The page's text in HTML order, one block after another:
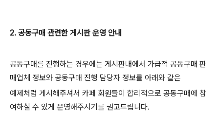
2. 공동구매 관련한 게시판 운영 안내
공동구매를 진행하는 경우에는 게시판내에서 가급적 공동구매 판
매업체 정보와 공동구매 진행 담당자 정보를 아래와 같은
예제처럼 게시해주셔서 카페 회원들이 합리적으로 공동구매에 참
여하실 수 있게 운영해주시기를 권고드립니다.